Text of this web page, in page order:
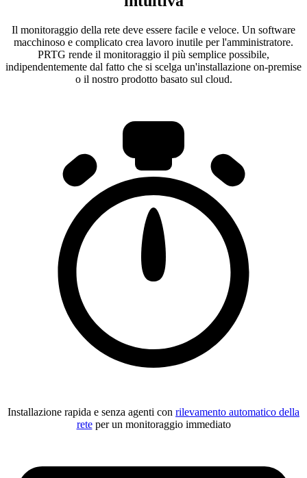
Il monitoraggio della rete deve essere facile e veloce. Un software
macchinoso e complicato crea lavoro inutile per l'amministratore.
PRTG rende il monitoraggio il più semplice possibile,
indipendentemente dal fatto che si scelga un'installazione on-premise
o il nostro prodotto basato sul cloud.
Installazione rapida e senza agenti con rilevamento automatico della
reteper un monitoraggio immediato